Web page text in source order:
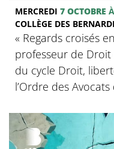
MERCREDI 7 OCTOBRE
COLLÈGE DES
‍« Regards croisés
professeur de
du cycle Droit,
l’Ordre des Avocats